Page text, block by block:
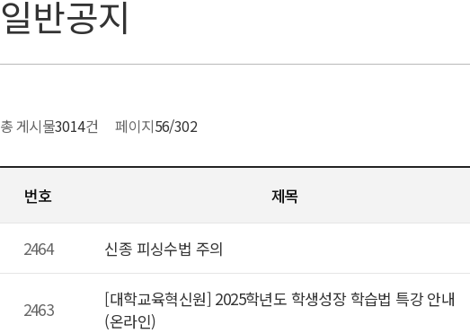
일반공지
총 게시물3014건 페이지56/302
번호 제목
2464 신종 피싱수법 주의
2463
[대학교육혁신원] 2025학년도 학생성장 학습법 특강 안내
(온라인)